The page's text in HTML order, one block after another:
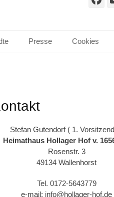
Presse Cookies
Stefan Gutendorf ( 1.
Heimathaus Hollager Hof v.
Rosenstr. 3
49134 Wallenhorst
Tel. 0172-5643779
e-mail: info@hollager-hof.de